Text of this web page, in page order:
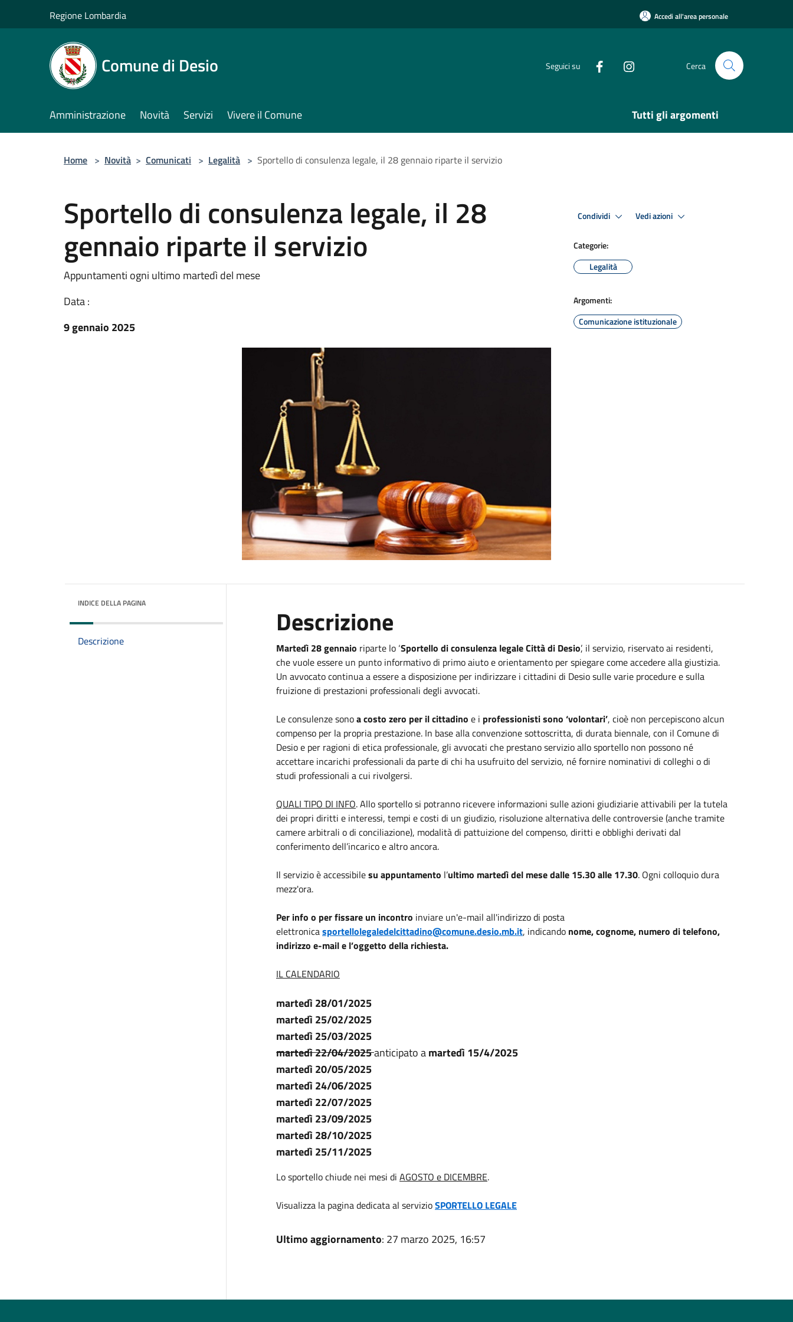
Regione Lombardia Accedi all'area personale
Comune di Desio Seguici su Cerca
Amministrazione Novità Servizi Vivere il Comune Tutti gli argomenti
Home > Novità > Comunicati > Legalità > Sportello di consulenza legale, il 28 gennaio riparte il servizio
Sportello di consulenza legale, il 28
gennaio riparte il servizio
Appuntamenti ogni ultimo martedì del mese
Data :
9 gennaio 2025
Condividi Vedi azioni
Categorie:
Legalità
Argomenti:
Comunicazione istituzionale
INDICE DELLA PAGINA
Descrizione
Descrizione
Martedì 28 gennaio riparte lo ‘Sportello di consulenza legale Città di Desio’, il servizio, riservato ai residenti,
che vuole essere un punto informativo di primo aiuto e orientamento per spiegare come accedere alla giustizia.
Un avvocato continua a essere a disposizione per indirizzare i cittadini di Desio sulle varie procedure e sulla
fruizione di prestazioni professionali degli avvocati.
Le consulenze sonoa costo zero per il cittadino e i professionisti sono ‘volontari’, cioè non percepiscono alcun
compenso per la propria prestazione. In base alla convenzione sottoscritta, di durata biennale, con il Comune di
Desio e per ragioni di etica professionale, gli avvocati che prestano servizio allo sportello non possono né
accettare incarichi professionali da parte di chi ha usufruito del servizio, né fornire nominativi di colleghi o di
studi professionali a cui rivolgersi.
QUALI TIPO DI INFO. Allo sportello si potranno ricevere informazioni sulle azioni giudiziarie attivabili per la tutela
dei propri diritti e interessi, tempi e costi di un giudizio, risoluzione alternativa delle controversie (anche tramite
camere arbitrali o di conciliazione), modalità di pattuizione del compenso, diritti e obblighi derivati dal
conferimento dell’incarico e altro ancora.
Il servizio è accessibilesu appuntamento l’ultimo martedì del mese dalle 15.30 alle 17.30. Ogni colloquio dura
mezz'ora.
Per info o per fissare un incontro inviare un'e-mail all'indirizzo di posta
elettronicasportellolegaledelcittadino@comune.desio.mb.it, indicando nome, cognome, numero di telefono,
indirizzo e-mail e l’oggetto della richiesta.
IL CALENDARIO
martedì 28/01/2025
martedì 25/02/2025
martedì 25/03/2025
martedì 22/04/2025anticipato amartedì 15/4/2025
martedì 20/05/2025
martedì 24/06/2025
martedì 22/07/2025
martedì 23/09/2025
martedì 28/10/2025
martedì 25/11/2025
Lo sportello chiude nei mesi di AGOSTO e DICEMBRE.
Visualizza la pagina dedicata al servizioSPORTELLO LEGALE
Ultimo aggiornamento: 27 marzo 2025, 16:57